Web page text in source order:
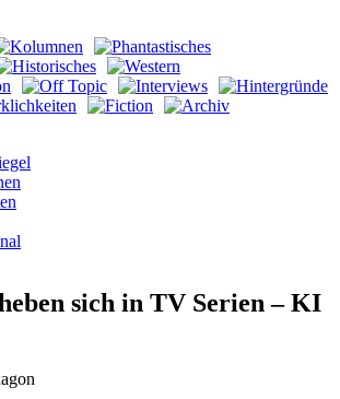
sich in TV Serien – KI